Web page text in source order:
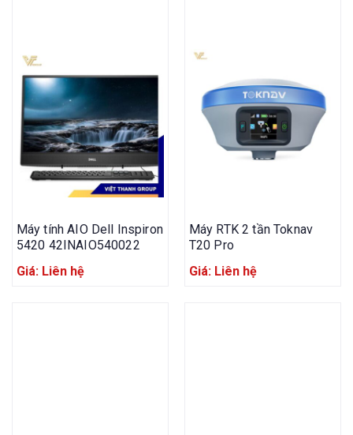
Máy tính AIO Dell Inspiron
5420 42INAIO540022
Giá: Liên hệ
Máy RTK 2 tần Toknav
T20 Pro
Giá: Liên hệ